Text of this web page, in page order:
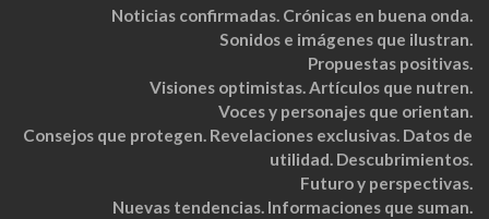
Noticias confirmadas. Crónicas en buena onda.
Sonidos e imágenes que ilustran.
Propuestas positivas.
Visiones optimistas. Artículos que nutren.
Voces y personajes que orientan.
Consejos que protegen. Revelaciones exclusivas. Datos de
utilidad. Descubrimientos.
Futuro y perspectivas.
Nuevas tendencias. Informaciones que suman.